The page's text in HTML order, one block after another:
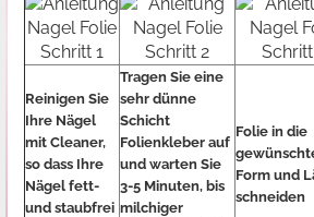
Reinigen Sie
Ihre Nägel
mit Cleaner,
so dass Ihre
Nägel fett-
und staubfrei
Tragen Sie eine
sehr dünne
Schicht
Folienkleber auf
und warten Sie
3-5 Minuten, bis
milchiger
Folie in die
Form und
schneiden